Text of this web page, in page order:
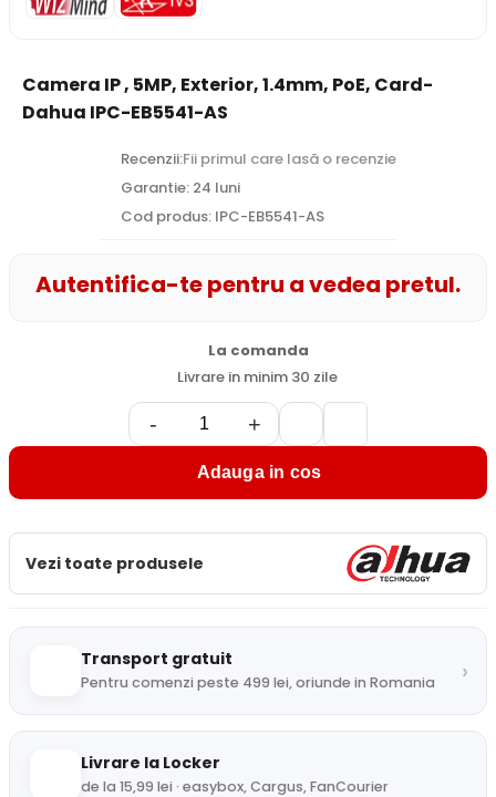
Camera IP , 5MP, Exterior, 1.4mm, PoE, Card-
Dahua IPC-EB5541-AS
Recenzii:Fii primul care lasă o recenzie
Garantie: 24 luni
Cod produs: IPC-EB5541-AS
Autentifica-te pentru a vedea pretul.
La comanda
Livrare in minim 30 zile
- +
Adauga in cos
Vezi toate produsele
Transport gratuit
Pentru comenzi peste 499 lei, oriunde in Romania ›
Livrare la Locker
de la 15,99 lei · easybox, Cargus, FanCourier